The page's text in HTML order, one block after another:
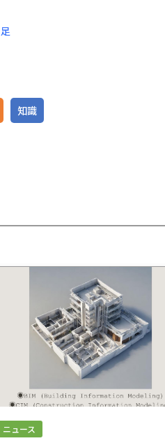
知識
ニュース